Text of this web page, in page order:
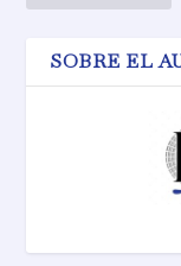
SOBRE EL